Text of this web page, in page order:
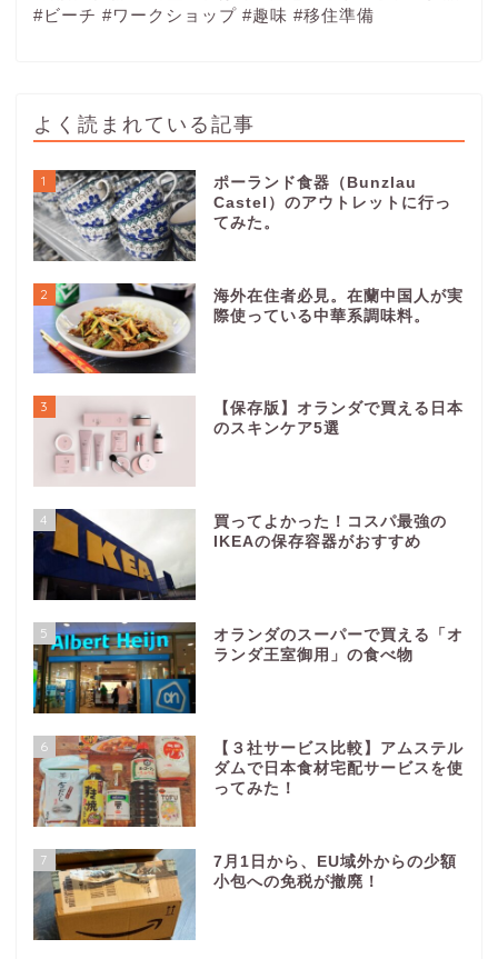
#ビーチ #ワークショップ #趣味 #移住準備
よく読まれている記事
1
ポーランド食器（Bunzlau
Castel）のアウトレットに行っ
てみた。
2
海外在住者必見。在蘭中国人が実
際使っている中華系調味料。
3
【保存版】オランダで買える日本
のスキンケア5選
4
買ってよかった！コスパ最強の
IKEAの保存容器がおすすめ
5
オランダのスーパーで買える「オ
ランダ王室御用」の食べ物
6
【３社サービス比較】アムステル
ダムで日本食材宅配サービスを使
ってみた！
7
7月1日から、EU域外からの少額
小包への免税が撤廃！